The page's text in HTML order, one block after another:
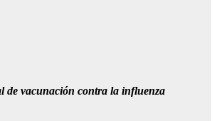
de vacunación contra la influenza